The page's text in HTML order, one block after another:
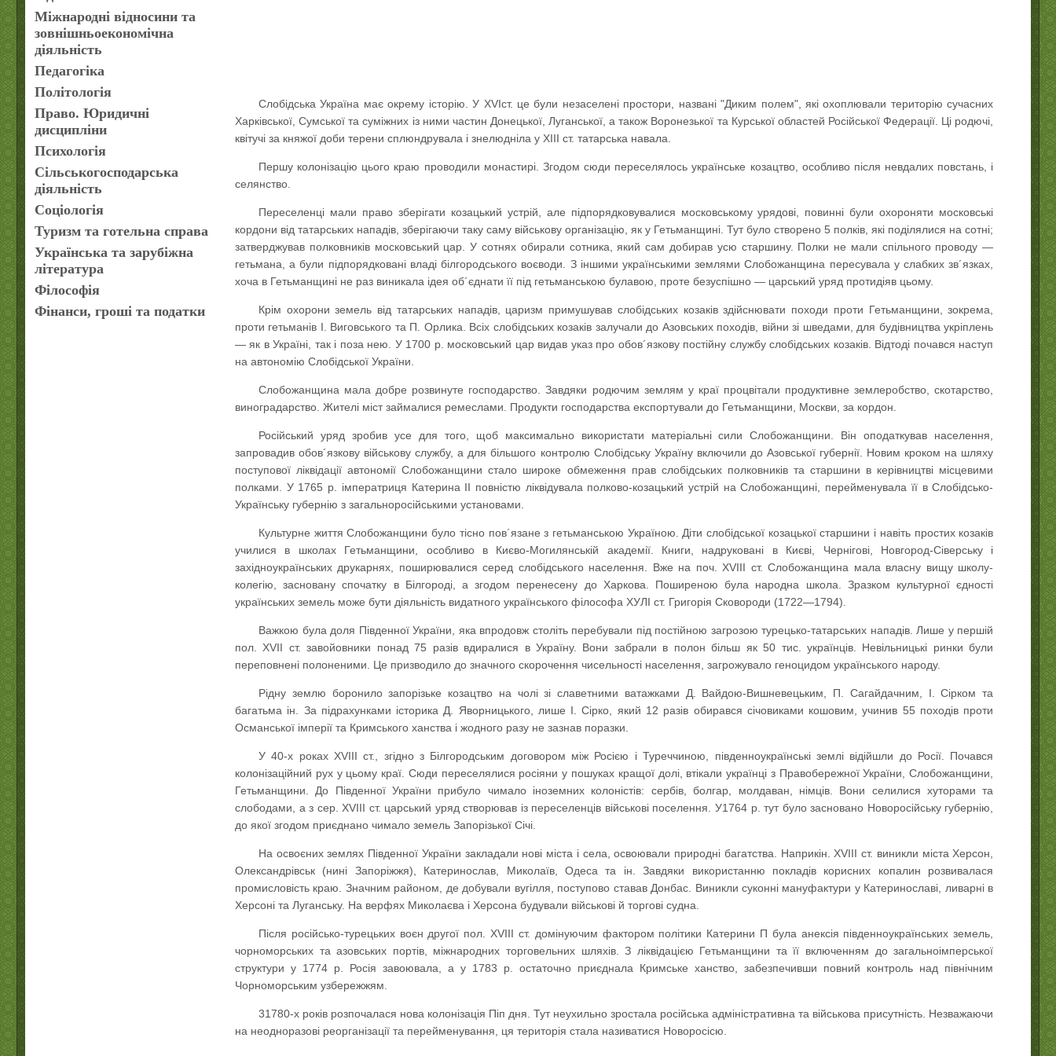
Міжнародні відносини та
зовнішньоекономічна
діяльність
Педагогіка
Політологія
Право. Юридичні
дисципліни
Психологія
Сільськогосподарська
діяльність
Соціологія
Туризм та готельна справа
Українська та зарубіжна
література
Філософія
Фінанси, гроші та податки
Слобідська Україна має окрему історію. У XVIст. це були незаселені простори, названі "Диким полем", які охоплювали територію сучасних
Харківської, Сумської та суміжних із ними частин Донецької, Луганської, а також Воронезької та Курської областей Російської Федерації. Ці родючі,
квітучі за княжої доби терени сплюндрувала і знелюдніла у ХІІІ ст. татарська навала.
Першу колонізацію цього краю проводили монастирі. Згодом сюди переселялось українське козацтво, особливо після невдалих повстань, і
селянство.
Переселенці мали право зберігати козацький устрій, але підпорядковувалися московському урядові, повинні були охороняти московські
кордони від татарських нападів, зберігаючи таку саму військову організацію, як у Гетьманщині. Тут було створено 5 полків, які поділялися на сотні;
затверджував полковників московський цар. У сотнях обирали сотника, який сам добирав усю старшину. Полки не мали спільного проводу —
гетьмана, а були підпорядковані владі білгородського воєводи. З іншими українськими землями Слобожанщина пересувала у слабких зв´язках,
хоча в Гетьманщині не раз виникала ідея об´єднати її під гетьманською булавою, проте безуспішно — царський уряд протидіяв цьому.
Крім охорони земель від татарських нападів, царизм примушував слобідських козаків здійснювати походи проти Гетьманщини, зокрема,
проти гетьманів І. Виговського та П. Орлика. Всіх слобідських козаків залучали до Азовських походів, війни зі шведами, для будівництва укріплень
— як в Україні, так і поза нею. У 1700 р. московський цар видав указ про обов´язкову постійну службу слобідських козаків. Відтоді почався наступ
на автономію Слобідської України.
Слобожанщина мала добре розвинуте господарство. Завдяки родючим землям у краї процвітали продуктивне землеробство, скотарство,
виноградарство. Жителі міст займалися ремеслами. Продукти господарства експортували до Гетьманщини, Москви, за кордон.
Російський уряд зробив усе для того, щоб максимально використати матеріальні сили Слобожанщини. Він оподаткував населення,
запровадив обов´язкову військову службу, а для більшого контролю Слобідську Україну включили до Азовської губернії. Новим кроком на шляху
поступової ліквідації автономії Слобожанщини стало широке обмеження прав слобідських полковників та старшини в керівництві місцевими
полками. У 1765 р. імператриця Катерина II повністю ліквідувала полково-козацький устрій на Слобожанщині, перейменувала її в Слобідсько-
Українську губернію з загальноросійськими установами.
Культурне життя Слобожанщини було тісно пов´язане з гетьманською Україною. Діти слобідської козацької старшини і навіть простих козаків
училися в школах Гетьманщини, особливо в Києво-Могилянській академії. Книги, надруковані в Києві, Чернігові, Новгород-Сіверську і
західноукраїнських друкарнях, поширювалися серед слобідського населення. Вже на поч. XVIII ст. Слобожанщина мала власну вищу школу-
колегію, засновану спочатку в Білгороді, а згодом перенесену до Харкова. Поширеною була народна школа. Зразком культурної єдності
українських земель може бути діяльність видатного українського філософа ХУЛІ ст. Григорія Сковороди (1722—1794).
Важкою була доля Південної України, яка впродовж століть перебували під постійною загрозою турецько-татарських нападів. Лише у першій
пол. XVII ст. завойовники понад 75 разів вдиралися в Україну. Вони забрали в полон більш як 50 тис. українців. Невільницькі ринки були
переповнені полоненими. Це призводило до значного скорочення чисельності населення, загрожувало геноцидом українського народу.
Рідну землю боронило запорізьке козацтво на чолі зі славетними ватажками Д. Вайдою-Вишневецьким, П. Сагайдачним, І. Сірком та
багатьма ін. За підрахунками історика Д. Яворницького, лише І. Сірко, який 12 разів обирався січовиками кошовим, учинив 55 походів проти
Османської імперії та Кримського ханства і жодного разу не зазнав поразки.
У 40-х роках ХVІІІ ст., згідно з Білгородським договором між Росією і Туреччиною, південноукраїнські землі відійшли до Росії. Почався
колонізаційний рух у цьому краї. Сюди переселялися росіяни у пошуках кращої долі, втікали українці з Правобережної України, Слобожанщини,
Гетьманщини. До Південної України прибуло чимало іноземних колоністів: сербів, болгар, молдаван, німців. Вони селилися хуторами та
слободами, а з сер. ХVІІІ ст. царський уряд створював із переселенців військові поселення. У1764 р. тут було засновано Новоросійську губернію,
до якої згодом приєднано чимало земель Запорізької Січі.
На освоєних землях Південної України закладали нові міста і села, освоювали природні багатства. Наприкін. XVIII ст. виникли міста Херсон,
Олександрівськ (нині Запоріжжя), Катеринослав, Миколаїв, Одеса та ін. Завдяки використанню покладів корисних копалин розвивалася
промисловість краю. Значним районом, де добували вугілля, поступово ставав Донбас. Виникли суконні мануфактури у Катеринославі, ливарні в
Херсоні та Луганську. На верфях Миколаєва і Херсона будували військові й торгові судна.
Після російсько-турецьких воєн другої пол. XVIII ст. домінуючим фактором політики Катерини П була анексія південноукраїнських земель,
чорноморських та азовських портів, міжнародних торговельних шляхів. З ліквідацією Гетьманщини та її включенням до загальноімперської
структури у 1774 р. Росія завоювала, а у 1783 р. остаточно приєднала Кримське ханство, забезпечивши повний контроль над північним
Чорноморським узбережжям.
31780-х років розпочалася нова колонізація Піп дня. Тут неухильно зростала російська адміністративна та військова присутність. Незважаючи
на неодноразові реорганізації та перейменування, ця територія стала називатися Новоросісю.